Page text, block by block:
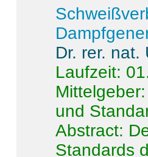
Dr. rer. nat.
Laufzeit:
und
Abstract:
Standards